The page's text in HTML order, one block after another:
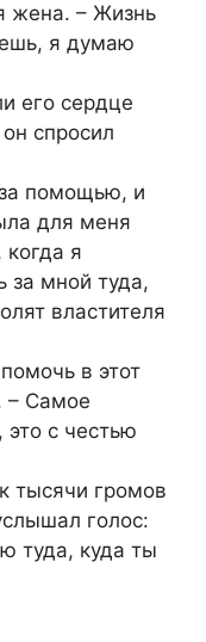
жена. – Жизнь
я думаю
его сердце
спросил
помощью, и
для меня
я
за мной туда,
властителя
в этот
– Самое
это с честью
тысячи громов
голос:
туда, куда ты